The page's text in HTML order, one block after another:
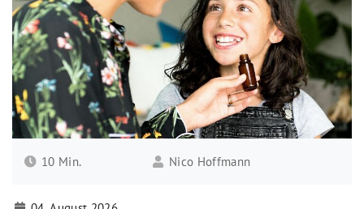
10 Min. Nico Hoffmann